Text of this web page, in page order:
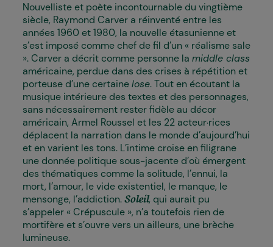
Nouvelliste et poète incontournable du vingtième
siècle, Raymond Carver a réinventé entre les
années 1960 et 1980, la nouvelle étasunienne et
s’est imposé comme chef de fil d’un « réalisme sale
». Carver a décrit comme personne la middle class
américaine, perdue dans des crises à répétition et
porteuse d’une certainelose. Tout en écoutant la
musique intérieure des textes et des personnages,
sans nécessairement rester fidèle au décor
américain, Armel Roussel et les 22 acteur·rices
déplacent la narration dans le monde d’aujourd’hui
et en varient les tons. L’intime croise en filigrane
une donnée politique sous-jacente d’où émergent
des thématiques comme la solitude, l’ennui, la
mort, l’amour, le vide existentiel, le manque, le
mensonge, l’addiction. Soleil, qui aurait pu
s’appeler « Crépuscule », n’a toutefois rien de
mortifère et s’ouvre vers un ailleurs, une brèche
lumineuse.